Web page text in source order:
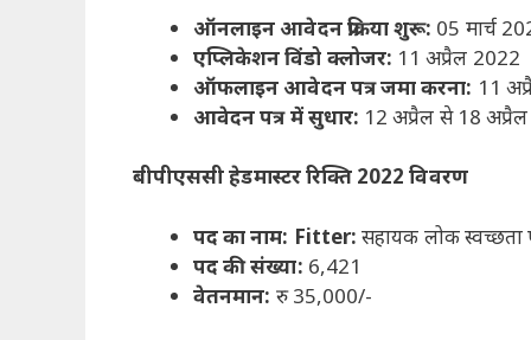
ऑनलाइन आवेदन प्रक्रिया शुरू: 05 मार्च
एप्लिकेशन विंडो क्लोजर: 11 अप्रैल 2022
ऑफलाइन आवेदन पत्र जमा करना: 11
आवेदन पत्र में सुधार: 12 अप्रैल से 18
बीपीएससी हेडमास्टर रिक्ति 2022 विवरण
पद का नाम: Fitter: सहायक लोक स्वच्छता
पद की संख्या: 6,421
वेतनमान: रु 35,000/-